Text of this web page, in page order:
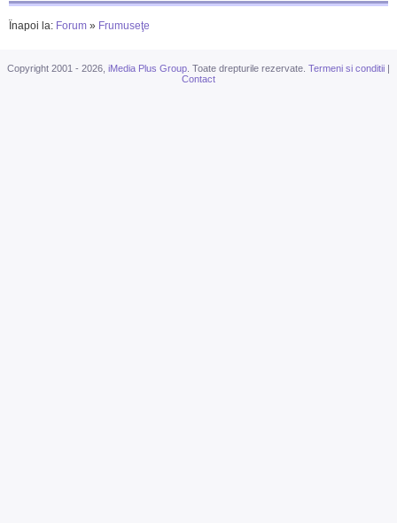
Înapoi la: Forum » Frumuseţe
Copyright 2001 - 2026, iMedia Plus Group . Toate drepturile rezervate. Termeni si conditii |
Contact